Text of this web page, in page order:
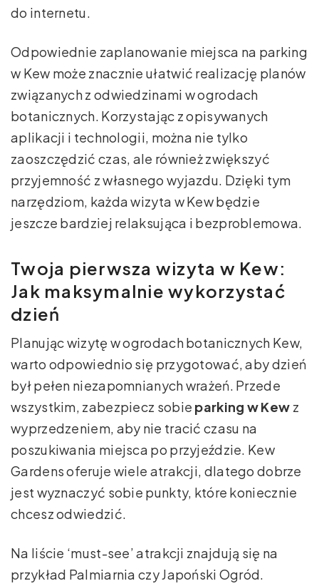
do internetu.
Odpowiednie zaplanowanie miejsca na parking
w Kew może znacznie ułatwić realizację planów
związanych z odwiedzinami w ogrodach
botanicznych. Korzystając z opisywanych
aplikacji i technologii, można nie tylko
zaoszczędzić czas, ale również zwiększyć
przyjemność z własnego wyjazdu. Dzięki tym
narzędziom, każda wizyta w Kew będzie
jeszcze bardziej relaksująca i bezproblemowa.
Twoja pierwsza wizyta w Kew:
Jak maksymalnie wykorzystać
dzień
Planując wizytę w ogrodach botanicznych Kew,
warto odpowiednio się przygotować, aby dzień
był pełen niezapomnianych wrażeń. Przede
wszystkim, zabezpiecz sobie parking w Kew z
wyprzedzeniem, aby nie tracić czasu na
poszukiwania miejsca po przyjeździe. Kew
Gardens oferuje wiele atrakcji, dlatego dobrze
jest wyznaczyć sobie punkty, które koniecznie
chcesz odwiedzić.
Na liście ‘must-see’ atrakcji znajdują się na
przykład Palmiarnia czy Japoński Ogród.